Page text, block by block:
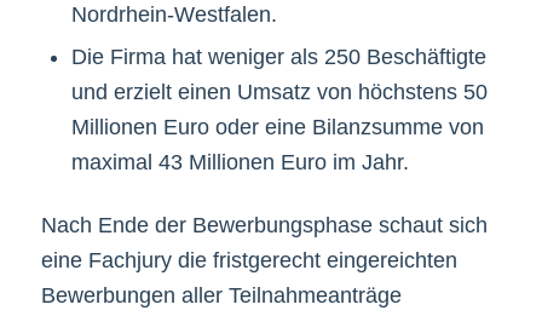
Nordrhein-Westfalen.
Die Firma hat weniger als 250 Beschäftigte
und erzielt einen Umsatz von höchstens 50
Millionen Euro oder eine Bilanzsumme von
maximal 43 Millionen Euro im Jahr.
Nach Ende der Bewerbungsphase schaut sich
eine Fachjury die fristgerecht eingereichten
Bewerbungen aller Teilnahmeanträge